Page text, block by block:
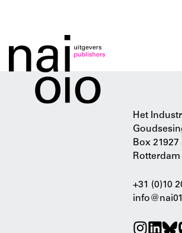
Het
Box 21927
+31 (0)10